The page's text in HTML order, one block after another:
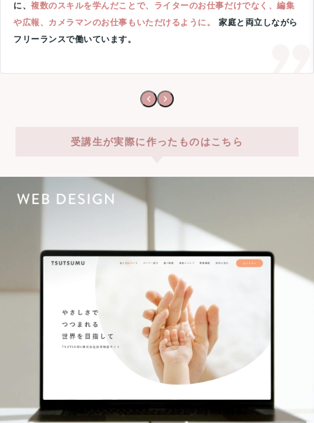
に、複数のスキルを学んだことで、ライターのお仕事だけでなく、編集
や広報、カメラマンのお仕事もいただけるように。
家庭と両立しながら
フリーランスで働いています。
受講生が実際に作ったものはこちら